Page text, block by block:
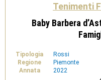
Tenimenti
Baby Barbera
Tipologia
Rossi
Regione
Piemonte
Annata
2022